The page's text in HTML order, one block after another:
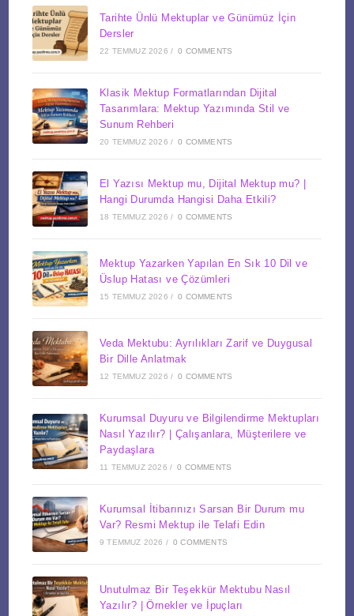
Tarihte Ünlü Mektuplar ve Günümüz İçin
Dersler
22 TEMMUZ 2026 / 0 COMMENTS
Klasik Mektup Formatlarından Dijital
Tasarımlara: Mektup Yazımında Stil ve
Sunum Rehberi
20 TEMMUZ 2026 / 0 COMMENTS
El Yazısı Mektup mu, Dijital Mektup mu? |
Hangi Durumda Hangisi Daha Etkili?
18 TEMMUZ 2026 / 0 COMMENTS
Mektup Yazarken Yapılan En Sık 10 Dil ve
Üslup Hatası ve Çözümleri
15 TEMMUZ 2026 / 0 COMMENTS
Veda Mektubu: Ayrılıkları Zarif ve Duygusal
Bir Dille Anlatmak
12 TEMMUZ 2026 / 0 COMMENTS
Kurumsal Duyuru ve Bilgilendirme Mektupları
Nasıl Yazılır? | Çalışanlara, Müşterilere ve
Paydaşlara
11 TEMMUZ 2026 / 0 COMMENTS
Kurumsal İtibarınızı Sarsan Bir Durum mu
Var? Resmi Mektup ile Telafi Edin
9 TEMMUZ 2026 / 0 COMMENTS
Unutulmaz Bir Teşekkür Mektubu Nasıl
Yazılır? | Örnekler ve İpuçları